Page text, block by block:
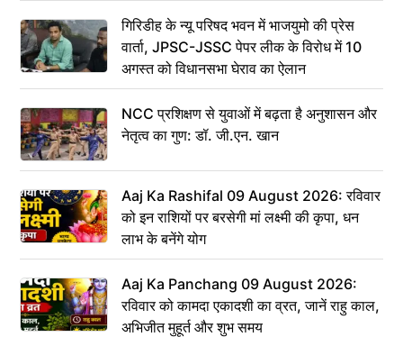
गिरिडीह के न्यू परिषद भवन में भाजयुमो की प्रेस
वार्ता, JPSC-JSSC पेपर लीक के विरोध में 10
अगस्त को विधानसभा घेराव का ऐलान
NCC प्रशिक्षण से युवाओं में बढ़ता है अनुशासन और
नेतृत्व का गुण: डॉ. जी.एन. खान
Aaj Ka Rashifal 09 August 2026: रविवार
को इन राशियों पर बरसेगी मां लक्ष्मी की कृपा, धन
लाभ के बनेंगे योग
Aaj Ka Panchang 09 August 2026:
रविवार को कामदा एकादशी का व्रत, जानें राहु काल,
अभिजीत मुहूर्त और शुभ समय